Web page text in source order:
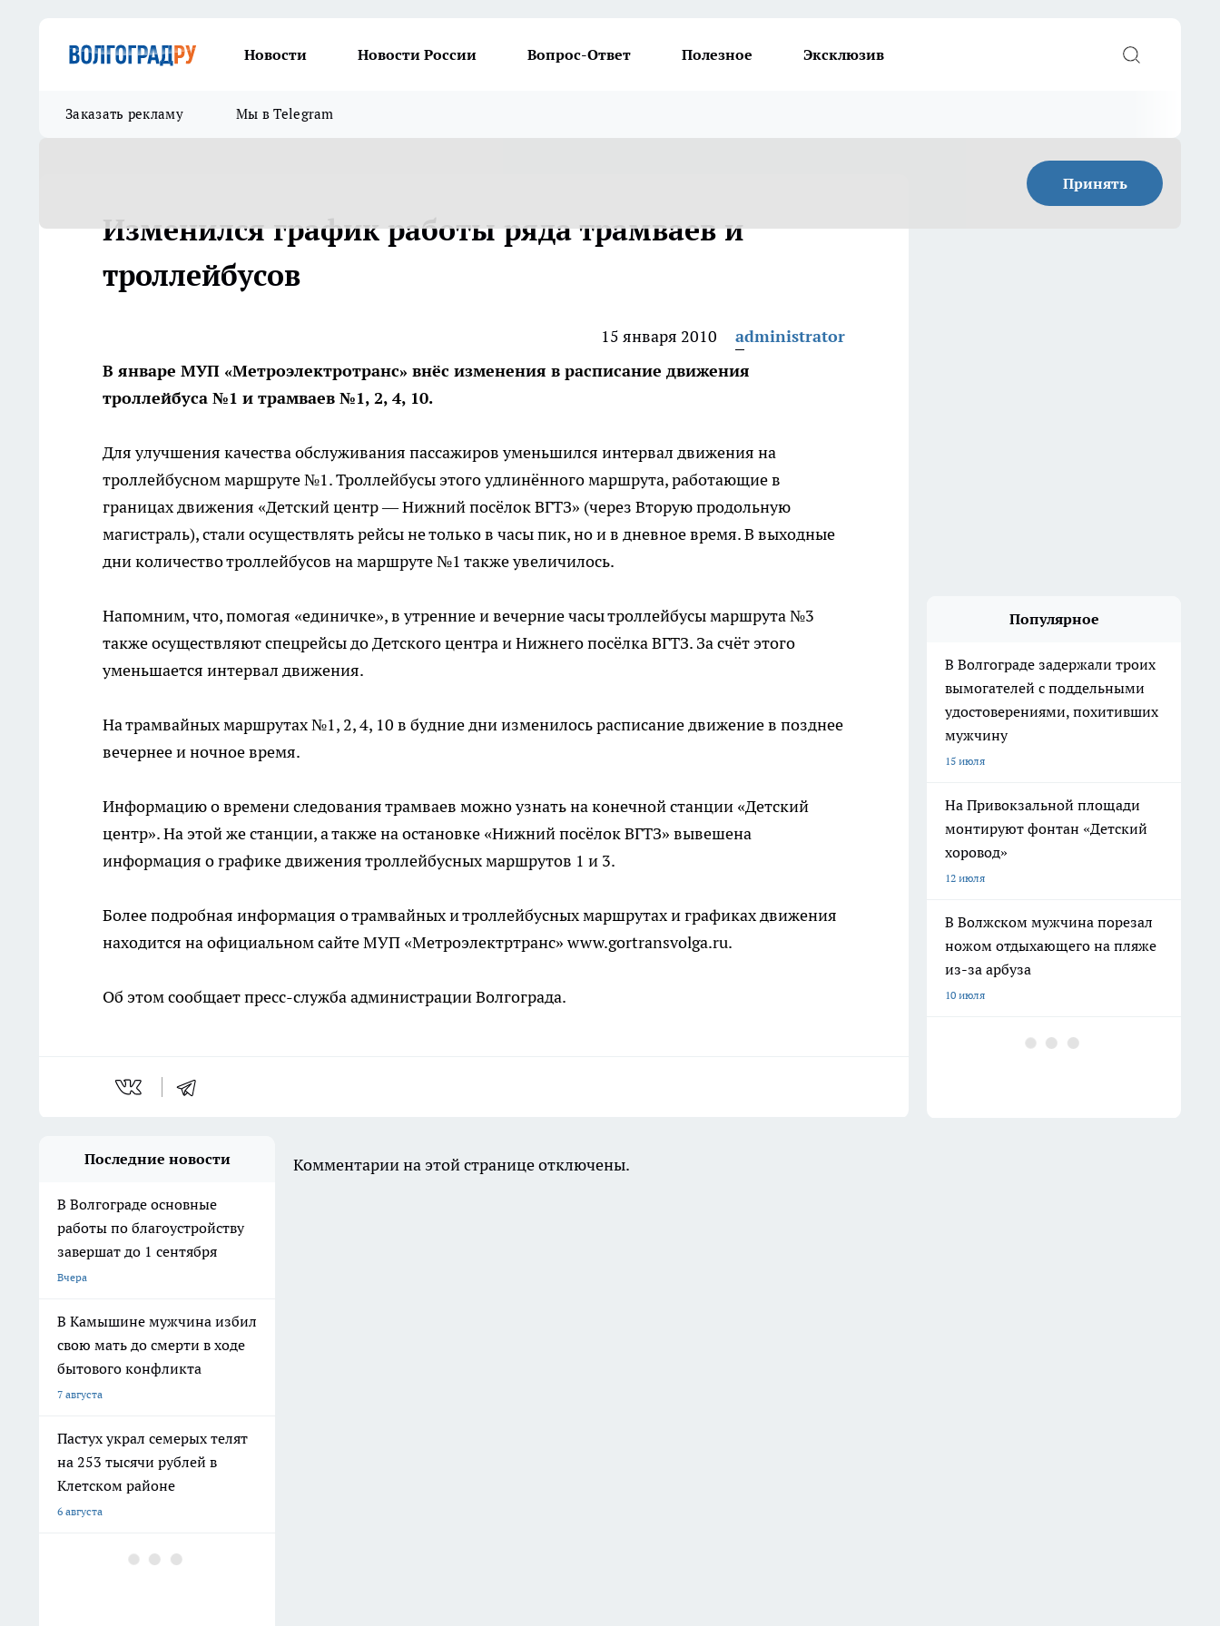
Новости Новости России Вопрос-Ответ Полезное Эксклюзив
Заказать рекламу Мы в Telegram
Принять
Изменился график работы ряда трамваев и
троллейбусов
15 января 2010
administrator
В январе МУП «Метроэлектротранс» внёс изменения в расписание движения
троллейбуса №1 и трамваев №1, 2, 4, 10.
Для улучшения качества обслуживания пассажиров уменьшился интервал движения на
троллейбусном маршруте №1. Троллейбусы этого удлинённого маршрута, работающие в
границах движения «Детский центр — Нижний посёлок ВГТЗ» (через Вторую продольную
магистраль), стали осуществлять рейсы не только в часы пик, но и в дневное время. В выходные
дни количество троллейбусов на маршруте №1 также увеличилось.
Напомним, что, помогая «единичке», в утренние и вечерние часы троллейбусы маршрута №3
также осуществляют спецрейсы до Детского центра и Нижнего посёлка ВГТЗ. За счёт этого
уменьшается интервал движения.
На трамвайных маршрутах №1, 2, 4, 10 в будние дни изменилось расписание движение в позднее
вечернее и ночное время.
Информацию о времени следования трамваев можно узнать на конечной станции «Детский
центр». На этой же станции, а также на остановке «Нижний посёлок ВГТЗ» вывешена
информация о графике движения троллейбусных маршрутов 1 и 3.
Более подробная информация о трамвайных и троллейбусных маршрутах и графиках движения
находится на официальном сайте МУП «Метроэлектртранс» www.gortransvolga.ru.
Об этом сообщает пресс-служба администрации Волгограда.
Популярное
В Волгограде задержали троих
вымогателей с поддельными
удостоверениями, похитивших
мужчину
15 июля
На Привокзальной площади
монтируют фонтан «Детский
хоровод»
12 июля
В Волжском мужчина порезал
ножом отдыхающего на пляже
из-за арбуза
10 июля
Последние новости
В Волгограде основные
работы по благоустройству
завершат до 1 сентября
Вчера
В Камышине мужчина избил
свою мать до смерти в ходе
бытового конфликта
7 августа
Пастух украл семерых телят
на 253 тысячи рублей в
Клетском районе
6 августа
В Дзержинском районе
Комментарии на этой странице отключены.